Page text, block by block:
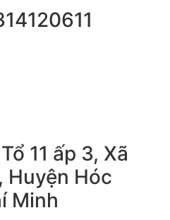
11 ấp 3, Xã
Huyện Hóc
Minh